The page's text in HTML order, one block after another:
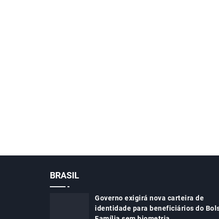
BRASIL
Governo exigirá nova carteira de
identidade para beneficiários do